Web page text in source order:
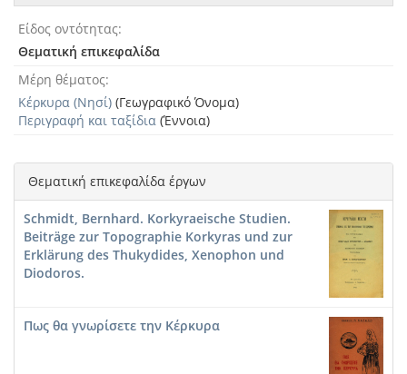
Είδος οντότητας
Θεματική επικεφαλίδα
Μέρη θέματος
Κέρκυρα (Νησί) (Γεωγραφικό Όνομα)
Περιγραφή και ταξίδια (Έννοια)
Θεματική επικεφαλίδα έργων
Schmidt, Bernhard. Korkyraeische Studien.
Beiträge zur Topographie Korkyras und zur
Erklärung des Thukydides, Xenophon und
Diodoros.
Πως θα γνωρίσετε την Κέρκυρα